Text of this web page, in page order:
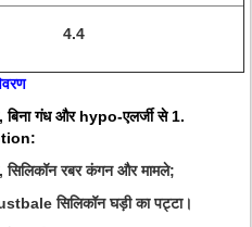
4.4
बिना गंध और hypo-एलर्जी से 1.
रबर कंगन और मामले;
सिलिकॉन घड़ी का पट्टा।